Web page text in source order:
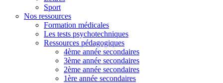
Sport
Nos ressources
Formation médicales
Les tests psychotechniques
Ressources pédagogiques
4ème année secondaires
3ème année secondaires
2ème année secondaires
1ère année secondaires